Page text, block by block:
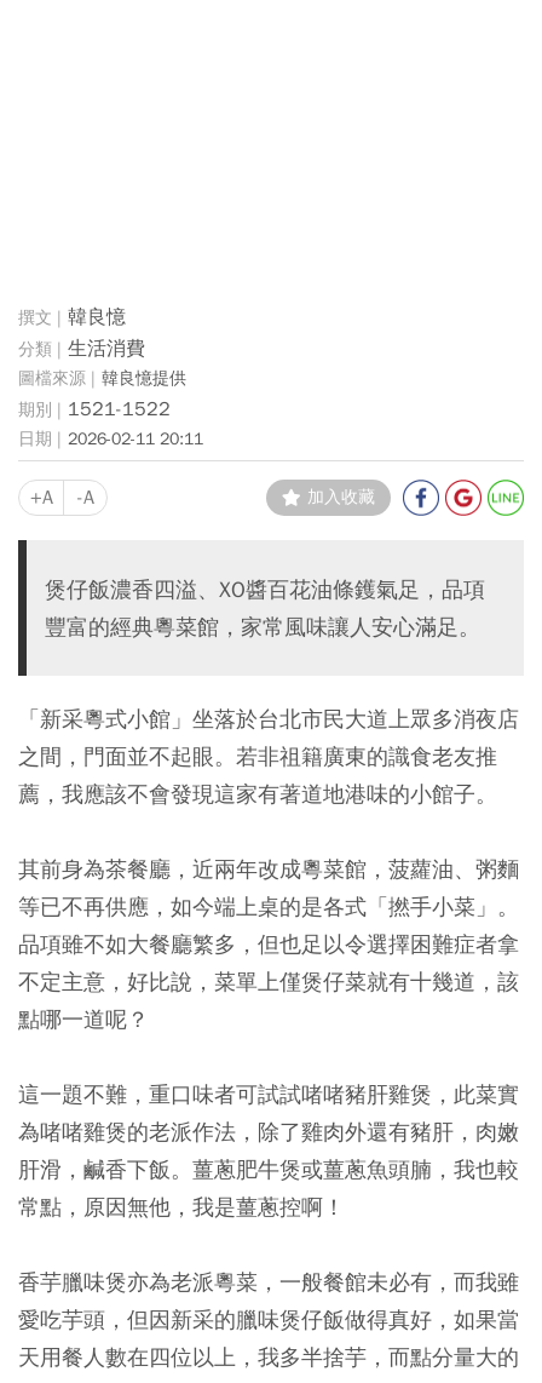
韓良憶
生活消費
韓良憶提供
1521-1522
2026-02-11 20:11
+A -A 加入收藏
煲仔飯濃香四溢、XO醬百花油條鑊氣足，品項
豐富的經典粵菜館，家常風味讓人安心滿足。
「新采粵式小館」坐落於台北市民大道上眾多消夜店
之間，門面並不起眼。若非祖籍廣東的識食老友推
薦，我應該不會發現這家有著道地港味的小館子。
其前身為茶餐廳，近兩年改成粵菜館，菠蘿油、粥麵
等已不再供應，如今端上桌的是各式「撚手小菜」。
品項雖不如大餐廳繁多，但也足以令選擇困難症者拿
不定主意，好比說，菜單上僅煲仔菜就有十幾道，該
點哪一道呢？
這一題不難，重口味者可試試啫啫豬肝雞煲，此菜實
為啫啫雞煲的老派作法，除了雞肉外還有豬肝，肉嫩
肝滑，鹹香下飯。薑蔥肥牛煲或薑蔥魚頭腩，我也較
常點，原因無他，我是薑蔥控啊！
香芋臘味煲亦為老派粵菜，一般餐館未必有，而我雖
愛吃芋頭，但因新采的臘味煲仔飯做得真好，如果當
天用餐人數在四位以上，我多半捨芋，而點分量大的